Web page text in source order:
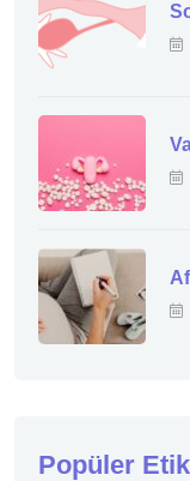
Popüler